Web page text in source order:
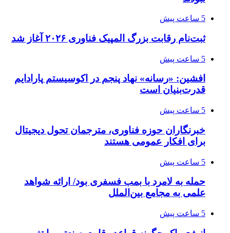
5 ساعت پیش
ثبت‌نام رقابت بزرگ المپیک فناوری ۲۰۲۶ آغاز شد
5 ساعت پیش
افشین: «رسانه» نهاد پنجم در اکوسیستم پارادایم
قدرت‌بنیان است
5 ساعت پیش
خبرنگاران حوزه فناوری، مترجمان تحول دیجیتال
برای افکار عمومی هستند
5 ساعت پیش
حمله به لامرد با بمب فسفری بود/ ارائه شواهد
علمی به مجامع بین‌الملل
5 ساعت پیش